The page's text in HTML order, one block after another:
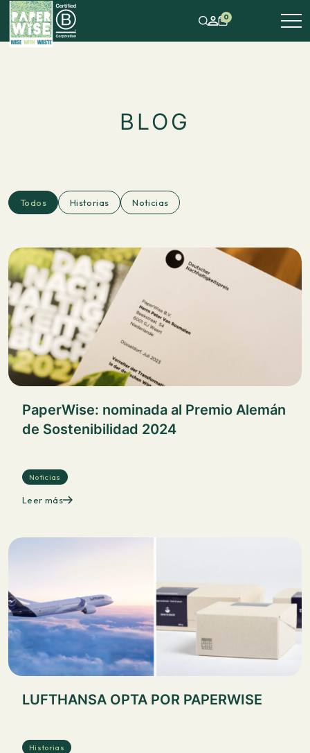
0
BLOG
Todos Historias Noticias
PaperWise: nominada al Premio Alemán
de Sostenibilidad 2024
Noticias
Leer más
LUFTHANSA OPTA POR PAPERWISE
Historias